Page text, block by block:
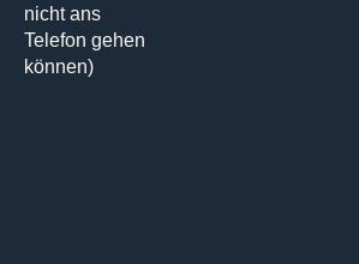
nicht ans
Telefon gehen
können)